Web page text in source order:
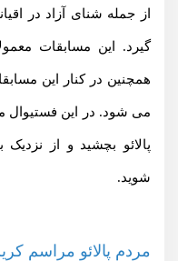
از جمله شنای آزاد در
گیرد. این مسابقات
همچنین در کنار این
می شود. در این فستیوال
پالائو بچشید و از نزدیک
شوید.
مردم پالائو مراسم